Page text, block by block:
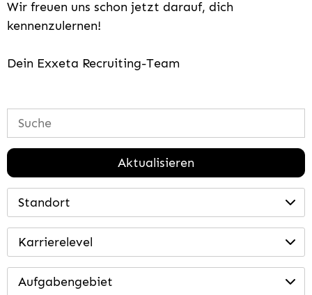
Wir freuen uns schon jetzt darauf, dich
kennenzulernen!
Dein Exxeta Recruiting-Team
Aktualisieren
Standort
Karrierelevel
Aufgabengebiet